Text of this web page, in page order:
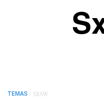
TEMAS / SXSW